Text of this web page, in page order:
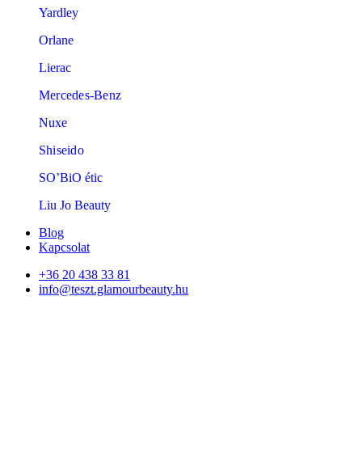
Yardley
Orlane
Lierac
Mercedes-Benz
Nuxe
Shiseido
SO’BiO étic
Liu Jo Beauty
Blog
Kapcsolat
+36 20 438 33 81
info@teszt.glamourbeauty.hu